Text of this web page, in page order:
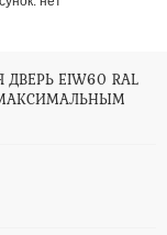
EIW60 RAL